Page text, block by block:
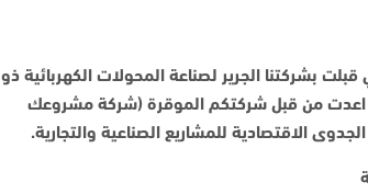
بشركتنا الجرير لصناعة المحولات الكهربائية ذو
والتي اعدت من قبل شركتكم الموقرة (شركة مشروعك
الاقتصادية للمشاريع الصناعية والتجارية.